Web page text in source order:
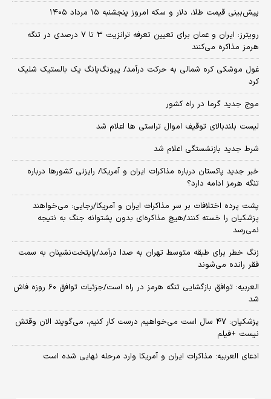
پیش‌بینی قیمت طلا، دلار و سکه امروز پنجشنبه ۱۵ مرداد ۱۴۰۵
رویترز: ایران و عمان برای تعیین تعرفه ترانزیت ۳ تا ۷ درصدی در تنگه
هرمز مذاکره می‌کنند
غول موشکی کره شمالی به حرکت درآمد/ پیونگ‌یانگ یک بالستیک شلیک
کرد
موج جدید گرما در راه کشور
لیست بلندبالای توقیف اموال تراستی ها اعلام شد
شرط جدید بازنشستگی اعلام شد
خبر جدید پاکستان درباره مذاکرات ایران و آمریکا/ رایزنی کشورها درباره
تنگه هرمز ادامه دارد؟
پشت پرده اختلافات بر سر مذاکرات ایران و آمریکا/رجایی: می‌خواهند
پزشکیان را خسته کنند/هیچ مذاکره‌ای بدون پشتوانه جنگ به نتیجه
نمی‌رسد
زنگ خطر برای طبقه متوسط تهران به صدا درآمد/پایتخت‌نشینان به سمت
فقر رانده می‌شوند
العربیه: توافق بازگشایی تنگه هرمز در راه است/جزئیات توافق ۶۰ روزه فاش
شد
پزشکیان: ۴۷ سال است می‌خواهیم درست کار کنیم، می‌گویند الان وقتش
نیست +فیلم
ادعای العربیه: مذاکرات ایران و آمریکا وارد مرحله نهایی شده است